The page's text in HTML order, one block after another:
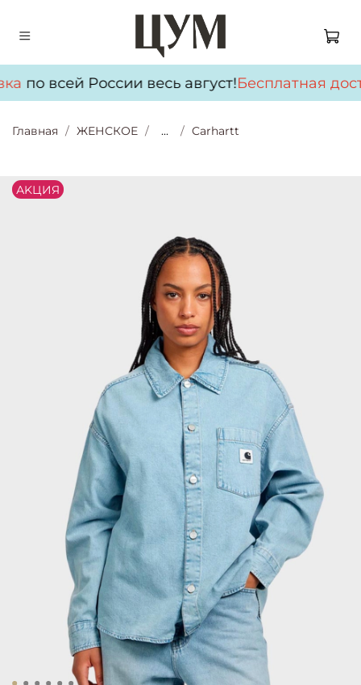
по всей России весь август!Бесплатная
Главная ЖЕНСКОЕ ... Carhartt
АKЦИЯ